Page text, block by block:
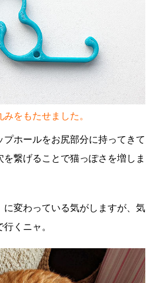
をもたせました。
ホールをお尻部分に持ってきて
繋げることで猫っぽさを増しま
に変わっている気がしますが、気
くニャ。